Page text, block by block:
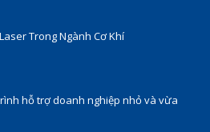
Trong Ngành Cơ Khí
hỗ trợ doanh nghiệp nhỏ và vừa